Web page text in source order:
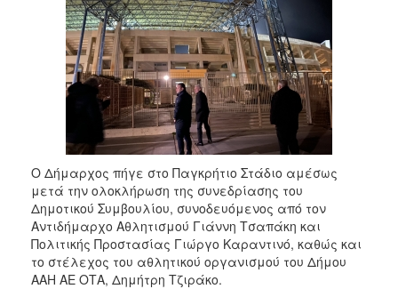
2017
2016
2015
2013
2011
2010
2006
Ο Δήμαρχος πήγε στο Παγκρήτιο Στάδιο αμέσως
μετά την ολοκλήρωση της συνεδρίασης του
Δημοτικού Συμβουλίου, συνοδευόμενος από τον
Αντιδήμαρχο Αθλητισμού Γιάννη Τσαπάκη και
Πολιτικής Προστασίας Γιώργο Καραντινό, καθώς και
το στέλεχος του αθλητικού οργανισμού του Δήμου
ΑΑΗ ΑΕ ΟΤΑ, Δημήτρη Τζιράκο.